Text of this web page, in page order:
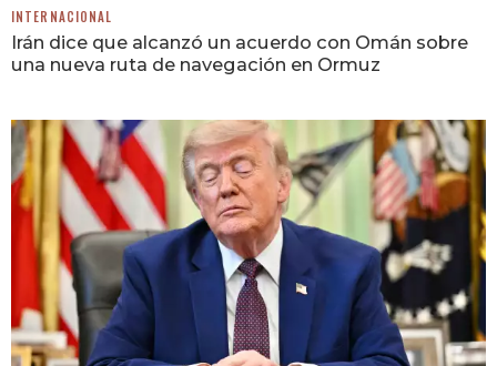
INTERNACIONAL
Irán dice que alcanzó un acuerdo con Omán sobre
una nueva ruta de navegación en Ormuz